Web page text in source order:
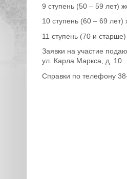
9 ступень (50 – 59 лет)
10 ступень (60 – 69
11 ступень (70 и
Заявки на участие
ул. Карла Маркса, д. 10.
Справки по телефону